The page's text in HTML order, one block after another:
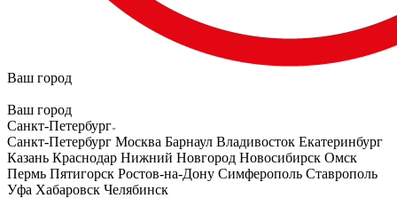
Ваш город
Ваш город
Санкт-Петербург
Санкт-Петербург Москва Барнаул Владивосток Екатеринбург
Казань Краснодар Нижний Новгород Новосибирск Омск
Пермь Пятигорск Ростов-на-Дону Симферополь Ставрополь
Уфа Хабаровск Челябинск